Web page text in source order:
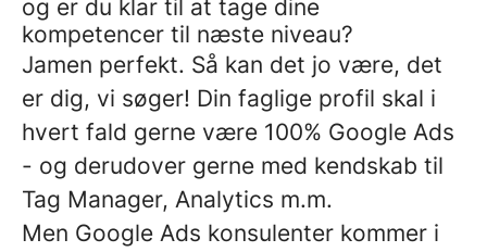
og er du klar til at tage dine
kompetencer til næste niveau?
Jamen perfekt. Så kan det jo være, det
er dig, vi søger! Din faglige profil skal i
hvert fald gerne være 100% Google Ads
- og derudover gerne med kendskab til
Tag Manager, Analytics m.m.
Men Google Ads konsulenter kommer i